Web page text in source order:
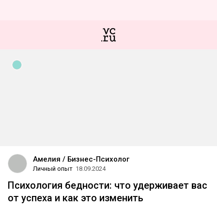
Амелия / Бизнес-Психолог
Личный опыт 18.09.2024
Психология бедности: что удерживает вас
от успеха и как это изменить